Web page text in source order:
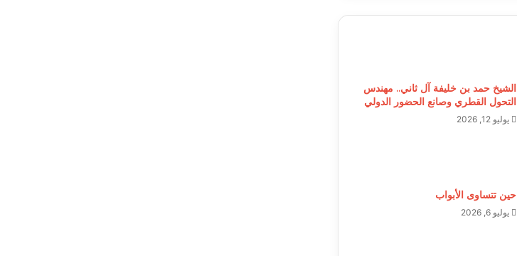
الشيخ حمد بن خليفة آل ثاني.. مهندس
التحول القطري وصانع الحضور الدولي
يوليو 12, 2026
حين تتساوى الأبواب
يوليو 6, 2026